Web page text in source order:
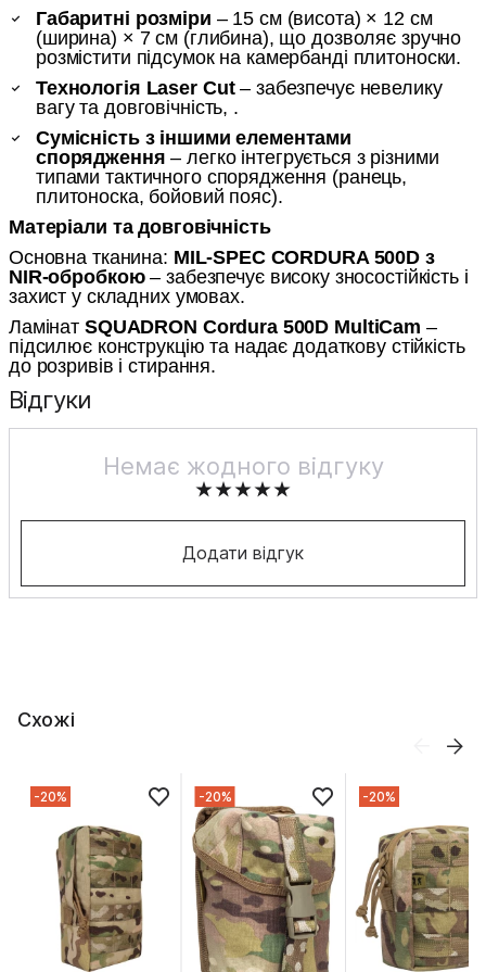
Габаритні розміри – 15 см (висота) × 12 см
(ширина) × 7 см (глибина), що дозволяє зручно
розмістити підсумок на камербанді плитоноски.
Технологія Laser Cut– забезпечує невелику
вагу та довговічність, .
Сумісність з іншими елементами
спорядження – легко інтегрується з різними
типами тактичного спорядження (ранець,
плитоноска, бойовий пояс).
Матеріали та довговічність
Основна тканина: MIL-SPEC CORDURA 500D з
NIR-обробкою– забезпечує високу зносостійкість і
захист у складних умовах.
Ламінат SQUADRON Cordura 500D MultiCam –
підсилює конструкцію та надає додаткову стійкість
до розривів і стирання.
Відгуки
Немає жодного відгуку
Додати відгук
Схожі
-20% -20% -20%